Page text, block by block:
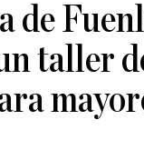
de
taller